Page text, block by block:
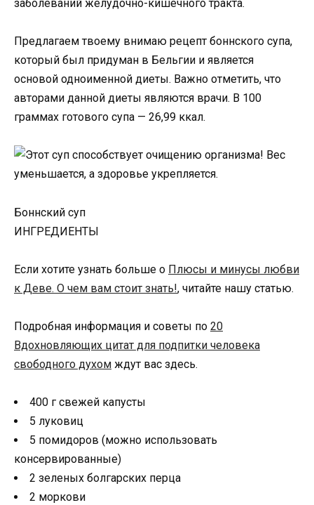
заболеваний желудочно-кишечного тракта.
Предлагаем твоему внимаю рецепт боннского супа,
который был придуман в Бельгии и является
основой одноименной диеты. Важно отметить, что
авторами данной диеты являются врачи. В 100
граммах готового супа — 26,99 ккал.
Боннский суп
ИНГРЕДИЕНТЫ
Если хотите узнать больше о Плюсы и минусы любви
к Деве. О чем вам стоит знать!, читайте нашу статью.
Подробная информация и советы по 20
Вдохновляющих цитат для подпитки человека
свободного духом ждут вас здесь.
400 г свежей капусты
5 луковиц
5 помидоров (можно использовать
консервированные)
2 зеленых болгарских перца
2 моркови